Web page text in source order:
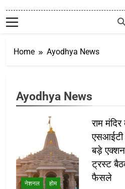
Home Ayodhya News
Ayodhya News
नेशनल होम
राम
एसआईटी
बड़े एक्शन
ट्रस्ट
फैसले